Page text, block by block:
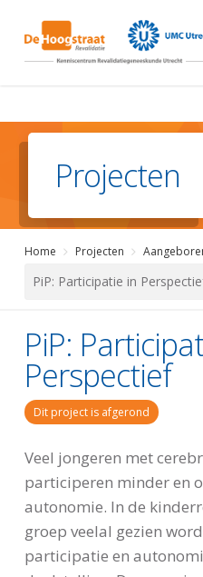
main
Projecten
Home Projecten
PiP: Participatie in
PiP:
Perspectief
Dit project is afgerond
Veel jongeren met
participeren minder en
autonomie. In de
groep veelal gezien
participatie en